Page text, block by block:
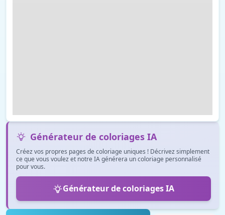
Générateur de coloriages IA
Créez vos propres pages de coloriage uniques ! Décrivez simplement
ce que vous voulez et notre IA générera un coloriage personnalisé
pour vous.
Générateur de coloriages IA